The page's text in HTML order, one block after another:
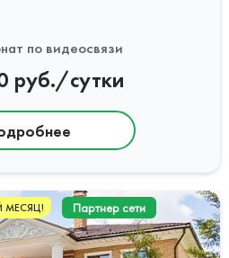
по видеосвязи
руб./сутки
МЕСЯЦ! Партнер сети